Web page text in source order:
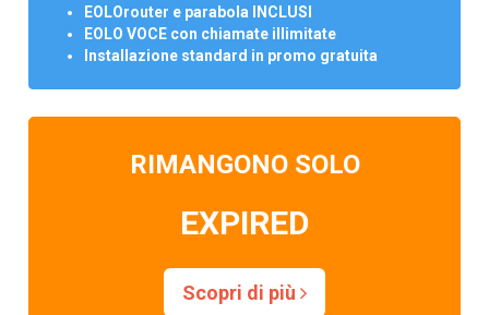
EOLOrouter e parabola INCLUSI
EOLO VOCE con chiamate illimitate
Installazione standard in promo gratuita
RIMANGONO SOLO
EXPIRED
Scopri di più